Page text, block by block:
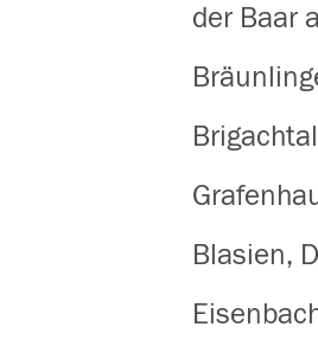
der Baar
Blasien,